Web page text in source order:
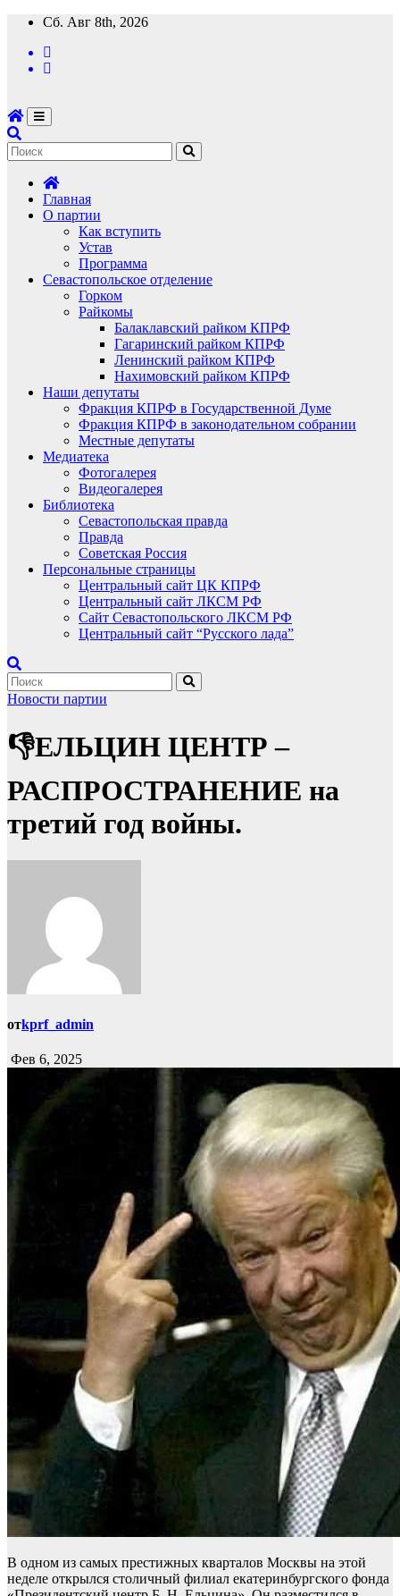
Перейти
содержимому
Сб. Авг 8th, 2026
Главная
О партии
Как вступить
Устав
Программа
Севастопольское отделение
Горком
Райкомы
Балаклавский райком КПРФ
Гагаринский райком КПРФ
Ленинский райком КПРФ
Нахимовский райком КПРФ
Наши депутаты
Фракция КПРФ в Государственной Думе
Фракция КПРФ в законодательном собрании
Местные депутаты
Медиатека
Фотогалерея
Видеогалерея
Библиотека
Севастопольская правда
Правда
Советская Россия
Персональные страницы
Центральный сайт ЦК КПРФ
Центральный сайт ЛКСМ РФ
Сайт Севастопольского ЛКСМ РФ
Центральный сайт “Русского лада”
Новости партии
👎ЕЛЬЦИН ЦЕНТР –
РАСПРОСТРАНЕНИЕ на
третий год войны.
отkprf_admin
Фев 6, 2025
В одном из самых престижных кварталов Москвы на этой
неделе открылся столичный филиал екатеринбургского фонда